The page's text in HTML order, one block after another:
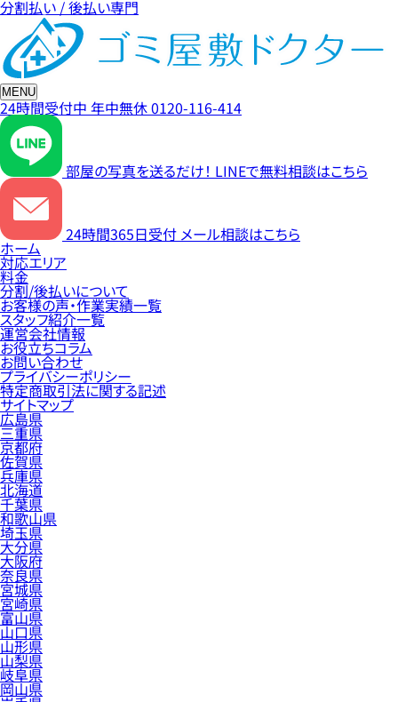
分割払い / 後払い専門
MENU
24時間受付中 年中無休0120-116-414
部屋の写真を送るだけ！ LINEで無料相談はこちら
24時間365日受付 メール相談はこちら
ホーム
対応エリア
料金
分割/後払いについて
お客様の声・作業実績一覧
スタッフ紹介一覧
運営会社情報
お役立ちコラム
お問い合わせ
プライバシーポリシー
特定商取引法に関する記述
サイトマップ
広島県
三重県
京都府
佐賀県
兵庫県
北海道
千葉県
和歌山県
埼玉県
大分県
大阪府
奈良県
宮城県
宮崎県
富山県
山口県
山形県
山梨県
岐阜県
岡山県